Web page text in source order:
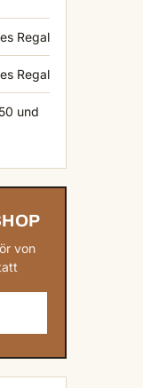
Regal
Regal
und
von